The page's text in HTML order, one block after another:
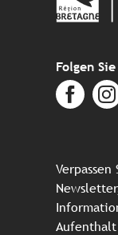
Folgen